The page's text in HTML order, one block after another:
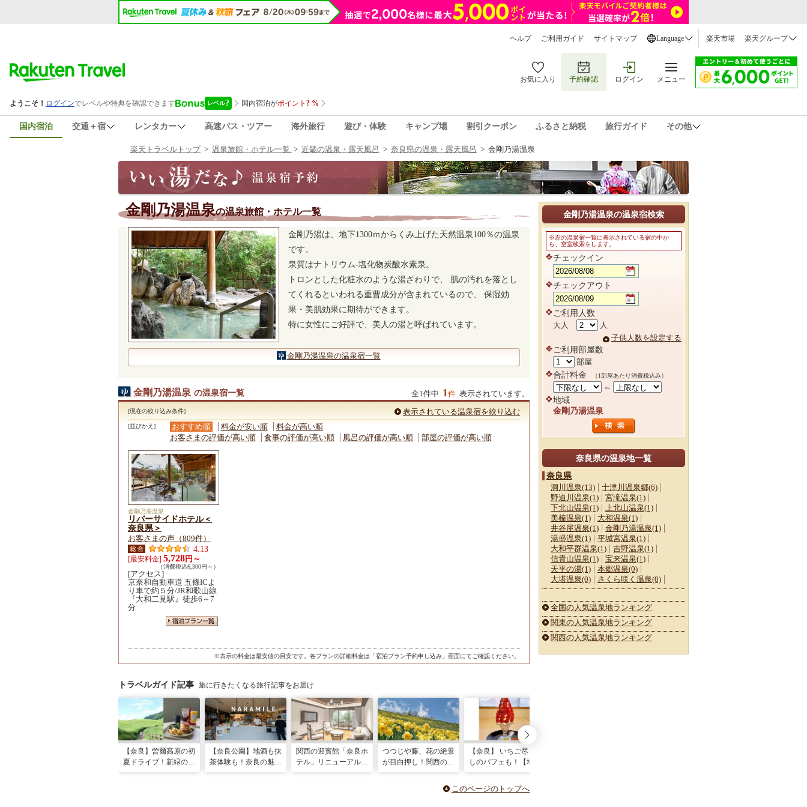
ヘルプ ご利用ガイド サイトマップ Language 楽天市場 楽天グループ
お気に入り 予約確認 ログイン メニュー
国内宿泊 交通＋宿 レンタカー 高速バス・ツアー 海外旅行 遊び・体験 キャンプ場 割引クーポン ふるさと納税 旅行ガイド その他
楽天トラベルトップ> 温泉旅館・ホテル一覧 > 近畿の温泉・露天風呂 > 奈良県の温泉・露天風呂 > 金剛乃湯温泉
金剛乃湯温泉の温泉旅館・ホテル一覧
金剛乃湯は、地下1300ｍからくみ上げた天然温泉100％の温泉
です。
泉質はナトリウム-塩化物炭酸水素泉。
トロンとした化粧水のような湯ざわりで、 肌の汚れを落とし
てくれるといわれる重曹成分が含まれているので、 保湿効
果・美肌効果に期待ができます。
特に女性にご好評で、美人の湯と呼ばれています。
金剛乃湯温泉の温泉宿一覧
金剛乃湯温泉 の温泉宿一覧 全1件中 1件 表示されています。
[現在の絞り込み条件] 表示されている温泉宿を絞り込む
[並びかえ] おすすめ順 料金が安い順
料金が高い順
お客さまの評価が高い順
食事の評価が高い順 風呂の評価が高い順 部屋の評価が高い順
金剛乃湯温泉
リバーサイドホテル＜
奈良県＞
お客さまの声（809件）
4.13
[最安料金] 5,728円～
（消費税込6,300円～）
[アクセス]
京奈和自動車道 五條ICよ
り車で約５分/JR和歌山線
『大和二見駅』徒歩6～7
分
※表示の料金は最安値の目安です。各プランの詳細料金は「宿泊プラン予約申し込み」画面にてご確認ください。
トラベルガイド記事 旅に行きたくなる旅行記事をお届け
【奈良】曽爾高原の初
夏ドライブ！新緑の絶
【奈良公園】地酒も抹
茶体験も！奈良の魅力
関西の迎賓館「奈良ホ
テル」リニューアルオ
つつじや藤、花の絶景
が目白押し！関西の5
【奈良】 いちご尽く
しのパフェも！【地元
イーツ4選】
このページのトップへ
金剛乃湯温泉の温泉宿検索
※左の温泉宿一覧に表示されている宿の中か
ら、空室検索をします。
チェックイン
チェックアウト
ご利用人数
大人
人
子供人数を設定する
ご利用部屋数
部屋
合計料金 （1部屋あたり消費税込み）
～
地域
金剛乃湯温泉
奈良県の温泉地一覧
奈良県
洞川温泉(13)
十津川温泉郷(6)
野迫川温泉(1)
宮滝温泉(1)
下北山温泉(1)
上北山温泉(1)
美榛温泉(1)
大和温泉(1)
井谷屋温泉(1)
金剛乃湯温泉(1)
湯盛温泉(1)
平城宮温泉(1)
大和平群温泉(1)
吉野温泉(1)
信貴山温泉(1)
宝来温泉(1)
天平の湯(1)
本郷温泉(0)
大塔温泉(0)
さくら咲く温泉(0)
全国の人気温泉地ランキング
関東の人気温泉地ランキング
関西の人気温泉地ランキング